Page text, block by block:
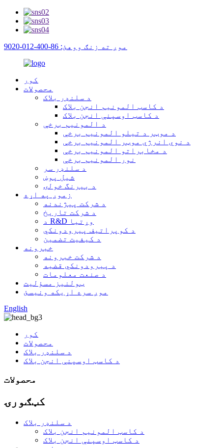
موږ ته زنګ ووهئ: 86-400-012-9020
کور
محصولات
د سلنډر بلاک
د کاسټ المونیم انجن بلاک
د کاسټ اوسپنې انجن بلاک
د المونیم برخې
د موټر د تیلو المونیم برخې
د نوي انرژي موټر المونیم برخې
د مخابراتو المونیم برخې
نور المونیم برخې
د سلنډر سر
شیل پوښ
د بیرنگ خولۍ
زموږ په اړه
د شرکت پیژندنه
د شرکت تاریخ
د R&D وړتیا
د کوپراتیف پیرودونکي
د کیفیت تضمین
خبرونه
د شرکت خبرونه
د پیرودونکي قضیه
د صنعت معلومات
ټولنیز مسؤلیت
موږ سره اړیکه ونیسئ
English
کور
محصولات
د سلنډر بلاک
د کاسټ اوسپنې انجن بلاک
محصولات
کټګورۍ
د سلنډر بلاک
د کاسټ المونیم انجن بلاک
د کاسټ اوسپنې انجن بلاک